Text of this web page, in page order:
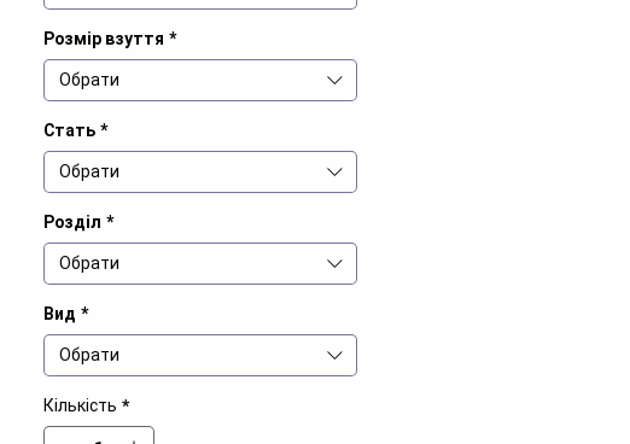
Розмір взуття *
Обрати
Стать *
Обрати
Розділ *
Обрати
Вид *
Обрати
Кількість *